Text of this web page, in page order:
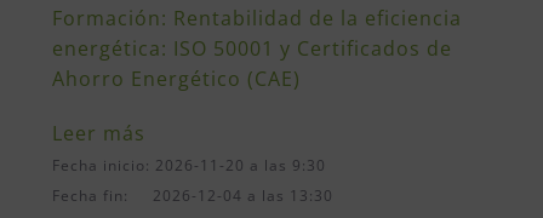
Formación: Rentabilidad de la eficiencia
energética: ISO 50001 y Certificados de
Ahorro Energético (CAE)
Leer más
Fecha inicio: 2026-11-20 a las 9:30
Fecha fin: 2026-12-04 a las 13:30